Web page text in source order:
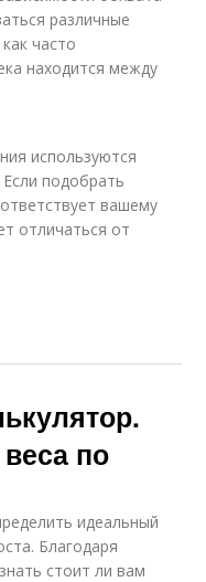
различные
часто
находится между
используются
подобрать
вашему
отличаться от
по
идеальный
Благодаря
стоит ли вам